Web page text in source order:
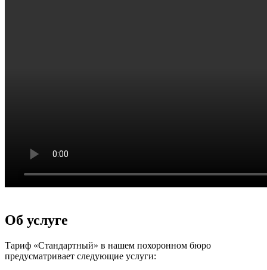
Об услуге
Тариф «Стандартный» в нашем похоронном бюро
предусматривает следующие услуги: